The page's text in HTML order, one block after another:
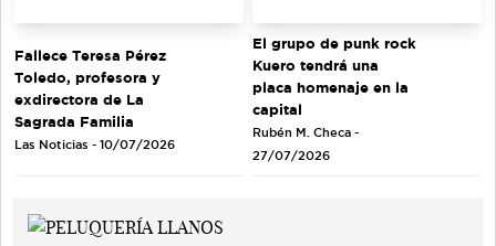
Fallece Teresa Pérez
Toledo, profesora y
exdirectora de La
Sagrada Familia
Las Noticias - 10/07/2026
El grupo de punk rock
Kuero tendrá una
placa homenaje en la
capital
Rubén M. Checa -
27/07/2026